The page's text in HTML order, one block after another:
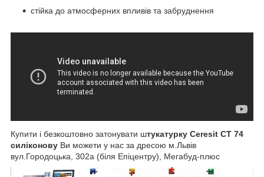
стійка до атмосферних впливів та забруднення
Купити і безкоштовно затонувати штукатурку Ceresit CT 74
силіконову Ви можети у нас за дресою м.Львів
вул.Городоцька, 302а (біля Епіцентру), Мегабуд-плюс